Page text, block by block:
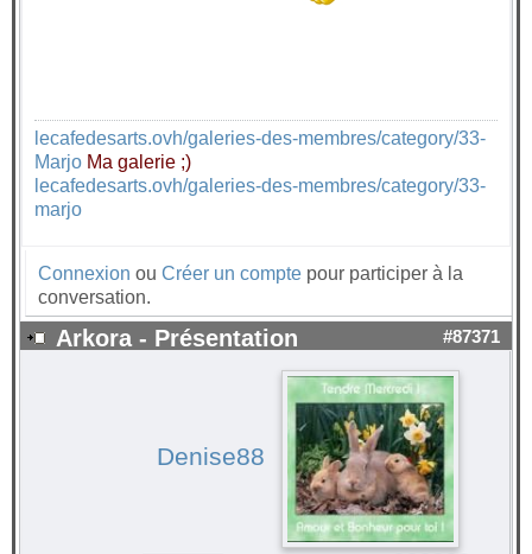
lecafedesarts.ovh/galeries-des-membres/category/33-
Marjo Ma galerie ;)
lecafedesarts.ovh/galeries-des-membres/category/33-
marjo
Connexion ou Créer un compte pour participer à la
conversation.
Arkora - Présentation #87371
Denise88